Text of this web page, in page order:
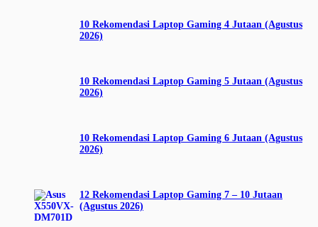
10 Rekomendasi Laptop Gaming 4 Jutaan (Agustus
2026)
10 Rekomendasi Laptop Gaming 5 Jutaan (Agustus
2026)
10 Rekomendasi Laptop Gaming 6 Jutaan (Agustus
2026)
12 Rekomendasi Laptop Gaming 7 – 10 Jutaan
(Agustus 2026)